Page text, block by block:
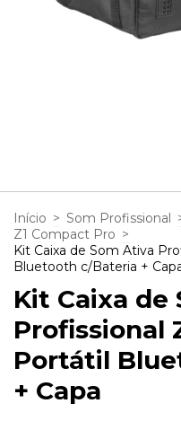
Início > Som Profissional
Z1 Compact Pro >
Kit Caixa de Som Ativa
Bluetooth c/Bateria +
Kit Caixa de
Profissional
Portátil
+ Capa